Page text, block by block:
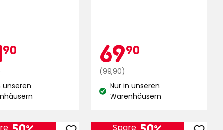
90161,90
€
unseren
auf
52
Bewertungen
699069,90
€
Regulärer
Preis
99,90
(99,90)
Lagerbestand:
Nur in unseren
Warenhäusern
Spare